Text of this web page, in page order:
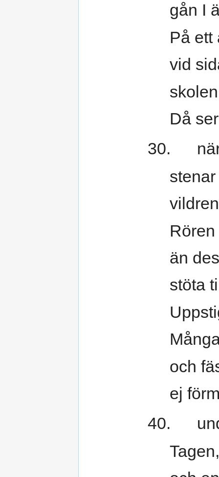
gån I
På ett
vid
Då
30. när
än
stöta
och
ej
40.